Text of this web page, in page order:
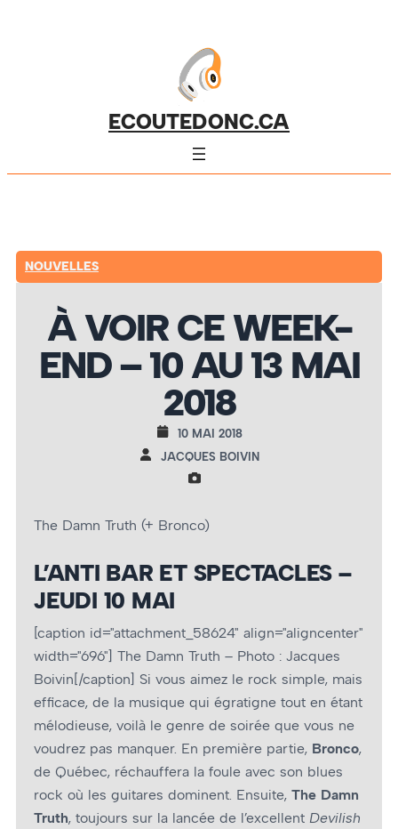
ECOUTEDONC.CA
NOUVELLES
À VOIR CE WEEK-
END – 10 AU 13 MAI
2018
10 MAI 2018
JACQUES BOIVIN
The Damn Truth (+ Bronco)
L’ANTI BAR ET SPECTACLES –
JEUDI 10 MAI
[caption id="attachment_58624" align="aligncenter"
width="696"] The Damn Truth – Photo : Jacques
Boivin[/caption] Si vous aimez le rock simple, mais
efficace, de la musique qui égratigne tout en étant
mélodieuse, voilà le genre de soirée que vous ne
voudrez pas manquer. En première partie, Bronco,
de Québec, réchauffera la foule avec son blues
rock où les guitares dominent. Ensuite, The Damn
Truth, toujours sur la lancée de l’excellent Devilish